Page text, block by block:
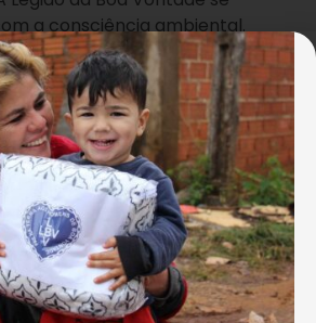
a consciência ambiental.
alunos do 7° ano, do Instituto de
Netto, a Instituição
ao Jardim Botânico, da cidade
as crianças puderam ter contato
sobre a diversidade da
por muita animação e